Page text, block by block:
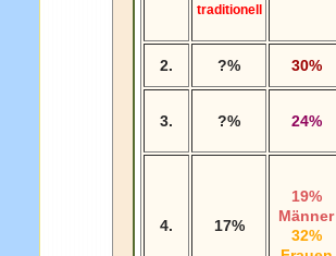
traditionell
2. ?% 30%
3. ?% 24%
4. 17%
19%
Männer
32%